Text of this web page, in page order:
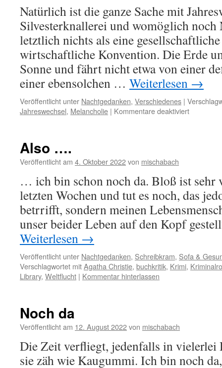
Natürlich ist die ganze Sache mit
Silvesterknallerei und womöglich noch
letztlich nichts als eine
wirtschaftliche Konvention. Die Erde
Sonne und fährt nicht etwa von einer
einer ebensolchen … Weiterlesen →
Veröffentlicht unter Nachtgedanken, Verschiedenes |
Jahreswechsel, Melancholie | Kommentare deaktiviertfür
Also ….
Veröffentlicht am 4. Oktober 2022von mischabach
… ich bin schon noch da. Bloß ist sehr
letzten Wochen und tut es noch, das
betrrifft, sondern meinen
unser beider Leben auf den Kopf
Weiterlesen →
Veröffentlicht unter Nachtgedanken, Schreibkram, Sofa &
Verschlagwortet mitAgatha Christie, buchkritik, Krimi,
Library, Weltflucht | Kommentar hinterlassen
Noch da
Veröffentlicht am 12. August 2022von mischabach
Die Zeit verfliegt, jedenfalls in vielerlei
sie zäh wie Kaugummi. Ich bin noch